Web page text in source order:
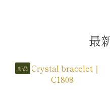
最
新品